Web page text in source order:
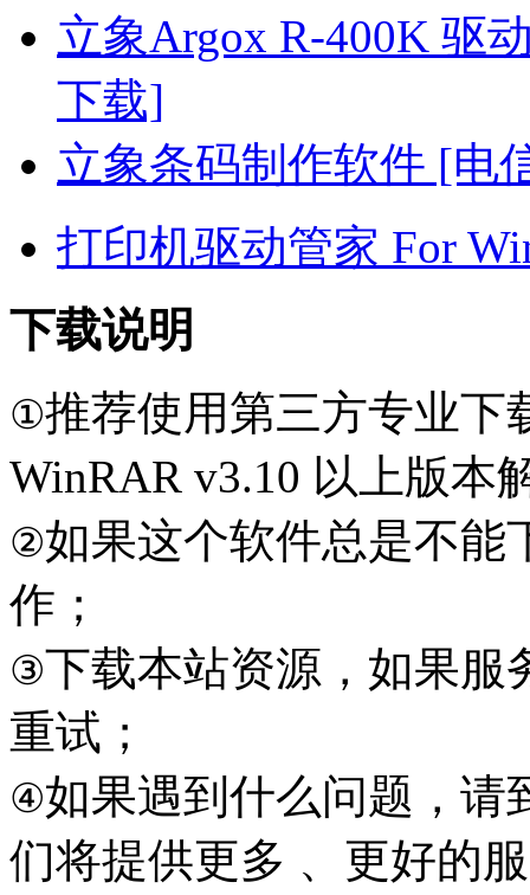
立象Argox R-400K 驱
下载]
立象条码制作软件 [电
打印机驱动管家 For
下载说明
①推荐使用第三方专业下
WinRAR v3.10 以上版本
②如果这个软件总是不能
作；
③下载本站资源，如果服
重试；
④如果遇到什么问题，请
们将提供更多 、更好的